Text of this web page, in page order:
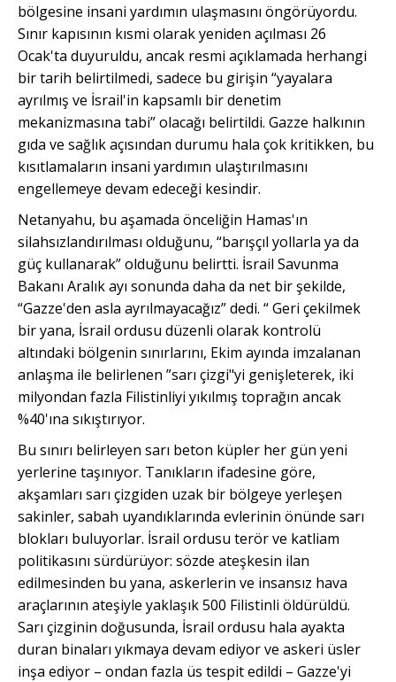
bölgesine insani yardımın ulaşmasını öngörüyordu.
Sınır kapısının kısmi olarak yeniden açılması 26
Ocak'ta duyuruldu, ancak resmi açıklamada herhangi
bir tarih belirtilmedi, sadece bu girişin “yayalara
ayrılmış ve İsrail'in kapsamlı bir denetim
mekanizmasına tabi” olacağı belirtildi. Gazze halkının
gıda ve sağlık açısından durumu hala çok kritikken, bu
kısıtlamaların insani yardımın ulaştırılmasını
engellemeye devam edeceği kesindir.
Netanyahu, bu aşamada önceliğin Hamas'ın
silahsızlandırılması olduğunu, “barışçıl yollarla ya da
güç kullanarak” olduğunu belirtti. İsrail Savunma
Bakanı Aralık ayı sonunda daha da net bir şekilde,
“Gazze'den asla ayrılmayacağız” dedi. “ Geri çekilmek
bir yana, İsrail ordusu düzenli olarak kontrolü
altındaki bölgenin sınırlarını, Ekim ayında imzalanan
anlaşma ile belirlenen ”sarı çizgi"yi genişleterek, iki
milyondan fazla Filistinliyi yıkılmış toprağın ancak
%40'ına sıkıştırıyor.
Bu sınırı belirleyen sarı beton küpler her gün yeni
yerlerine taşınıyor. Tanıkların ifadesine göre,
akşamları sarı çizgiden uzak bir bölgeye yerleşen
sakinler, sabah uyandıklarında evlerinin önünde sarı
blokları buluyorlar. İsrail ordusu terör ve katliam
politikasını sürdürüyor: sözde ateşkesin ilan
edilmesinden bu yana, askerlerin ve insansız hava
araçlarının ateşiyle yaklaşık 500 Filistinli öldürüldü.
Sarı çizginin doğusunda, İsrail ordusu hala ayakta
duran binaları yıkmaya devam ediyor ve askeri üsler
inşa ediyor – ondan fazla üs tespit edildi – Gazze'yi